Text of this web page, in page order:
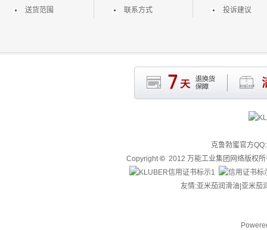
送货范围
联系方式
投诉建议
克鲁勃蜜官方
Copyright © 2012 万能工业集团网络版权
友情:亚米茄润滑油|亚米茄